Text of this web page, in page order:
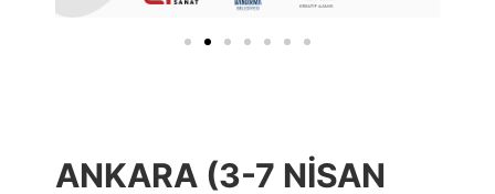
ANKARA (3-7 NİSAN